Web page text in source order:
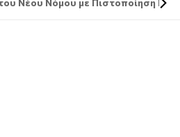
Νέου Νόμου με Πιστοποίηση DIN